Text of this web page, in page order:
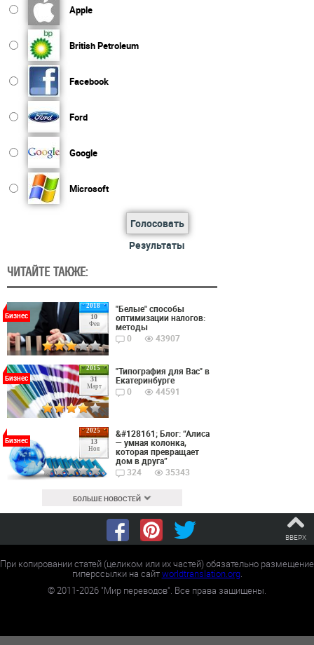
Apple
British Petroleum
Facebook
Ford
Google
Microsoft
Голосовать
Результаты
ЧИТАЙТЕ ТАКЖЕ:
2018
10
Фев
Бизнес
"Белые" способы
оптимизации налогов:
методы
0
43907
2015
31
Март
Бизнес
"Типография для Вас" в
Екатеринбурге
0
44591
2025
13
Ноя
Бизнес
&#128161; Блог: “Алиса
— умная колонка,
которая превращает
дом в друга”
324
35343
БОЛЬШЕ НОВОСТЕЙ
ВВЕРХ
При копировании статей (целиком или их частей) обязательно размещение
гиперссылки на сайтworldtranslation.org.
©2011-2026 "Мир переводов". Все права защищены.